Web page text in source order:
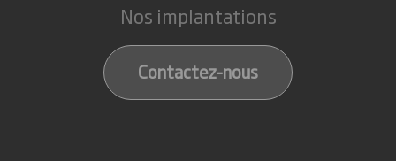
Nos implantations
Contactez-nous